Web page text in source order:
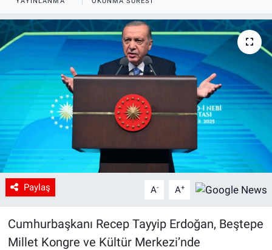
Paylaş A- A+
Cumhurbaşkanı Recep Tayyip Erdoğan, Beştepe
Millet Kongre ve Kültür Merkezi’nde